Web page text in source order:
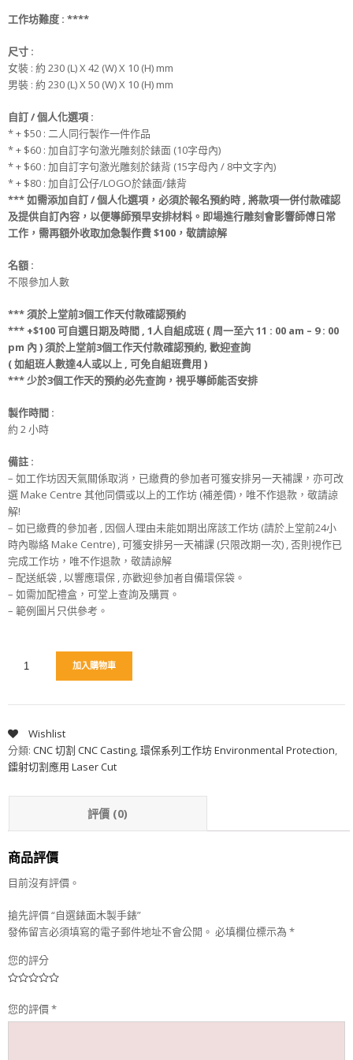
工作坊難度 : ****
尺寸 :
女裝 : 約 230 (L) X 42 (W) X 10 (H) mm
男裝 : 約 230 (L) X 50 (W) X 10 (H) mm
自訂 / 個人化選項 :
* + $50 : 二人同行製作一件作品
* + $60 : 加自訂字句激光雕刻於錶面 (10字母內)
* + $60 : 加自訂字句激光雕刻於錶背 (15字母內 / 8中文字內)
* + $80 : 加自訂公仔/LOGO於錶面/錶背
***如需添加自訂 / 個人化選項 ，必須於報名預約時 , 將款項一併付款確認
及提供自訂內容， 以便導師預早安排材料 。 即場進行雕刻會影響師傅日常
工作， 需再額外收取加急製作費$100，敬請諒解
名額 :
不限參加人數
***須於上堂前3個工作天付款確認預約
*** +$100可自選日期及時間 , 1人自組成班 ( 周一至六 11 : 00 am – 9 : 00
pm 內 )須於上堂前3個工作天付款確認預約, 歡迎查詢
(如組班人數達4人或以上 , 可免自組班費用 )
*** 少於3個工作天的預約必先查詢，視乎導師能否安排
製作時間 :
約 2 小時
備註 :
– 如工作坊因天氣關係取消，已繳費的參加者可獲安排另一天補課，亦可改
選 Make Centre 其他同價或以上的工作坊 (補差價)，唯不作退款，敬請諒
解!
– 如已繳費的參加者 , 因個人理由未能如期出席該工作坊 (請於上堂前24小
時內聯絡 Make Centre) , 可獲安排另一天補課 (只限改期一次) , 否則視作已
完成工作坊，唯不作退款，敬請諒解
– 配送紙袋 , 以響應環保 , 亦歡迎參加者自備環保袋。
– 如需加配禮盒，可堂上查詢及購買。
– 範例圖片只供參考。
加入購物車
Wishlist
分類: CNC 切割 CNC Casting,環保系列工作坊 Environmental Protection,
鐳射切割應用 Laser Cut
評價 (0)
商品評價
目前沒有評價。
搶先評價 “自選錶面木製手錶”
發佈留言必須填寫的電子郵件地址不會公開。 必填欄位標示為 *
您的評分
您的評價*